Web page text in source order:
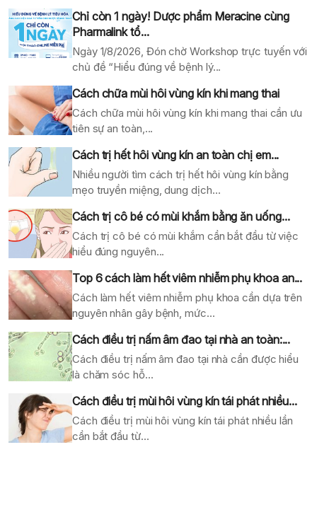
Chỉ còn 1 ngày! Dược phẩm Meracine cùng
Pharmalink tổ...
Ngày 1/8/2026, Đón chờ Workshop trực tuyến với
chủ đề “Hiểu đúng về bệnh lý...
Cách chữa mùi hôi vùng kín khi mang thai
Cách chữa mùi hôi vùng kín khi mang thai cần ưu
tiên sự an toàn,...
Cách trị hết hôi vùng kín an toàn chị em...
Nhiều người tìm cách trị hết hôi vùng kín bằng
mẹo truyền miệng, dung dịch...
Cách trị cô bé có mùi khắm bằng ăn uống...
Cách trị cô bé có mùi khắm cần bắt đầu từ việc
hiểu đúng nguyên...
Top 6 cách làm hết viêm nhiễm phụ khoa an...
Cách làm hết viêm nhiễm phụ khoa cần dựa trên
nguyên nhân gây bệnh, mức...
Cách điều trị nấm âm đao tại nhà an toàn:...
Cách điều trị nấm âm đao tại nhà cần được hiểu
là chăm sóc hỗ...
Cách điều trị mùi hôi vùng kín tái phát nhiều...
Cách điều trị mùi hôi vùng kín tái phát nhiều lần
cần bắt đầu từ...